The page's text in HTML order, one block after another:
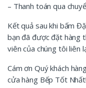
– Thanh toán qua
Kết quả sau khi bấm
bạn đã được đặt hàng
viên của chúng tôi liên
Cám ơn Quý khách
cửa hàng Bếp Tốt Nhất!